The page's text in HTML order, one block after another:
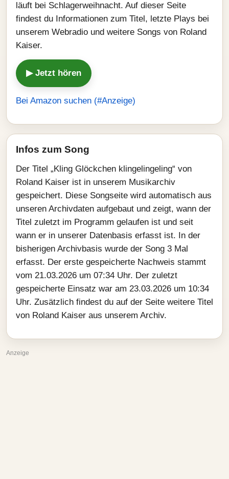
läuft bei Schlagerweihnacht. Auf dieser Seite
findest du Informationen zum Titel, letzte Plays bei
unserem Webradio und weitere Songs von Roland
Kaiser.
▶ Jetzt hören
Bei Amazon suchen (#Anzeige)
Infos zum Song
Der Titel „Kling Glöckchen klingelingeling“ von
Roland Kaiser ist in unserem Musikarchiv
gespeichert. Diese Songseite wird automatisch aus
unseren Archivdaten aufgebaut und zeigt, wann der
Titel zuletzt im Programm gelaufen ist und seit
wann er in unserer Datenbasis erfasst ist. In der
bisherigen Archivbasis wurde der Song 3 Mal
erfasst. Der erste gespeicherte Nachweis stammt
vom 21.03.2026 um 07:34 Uhr. Der zuletzt
gespeicherte Einsatz war am 23.03.2026 um 10:34
Uhr. Zusätzlich findest du auf der Seite weitere Titel
von Roland Kaiser aus unserem Archiv.
Anzeige